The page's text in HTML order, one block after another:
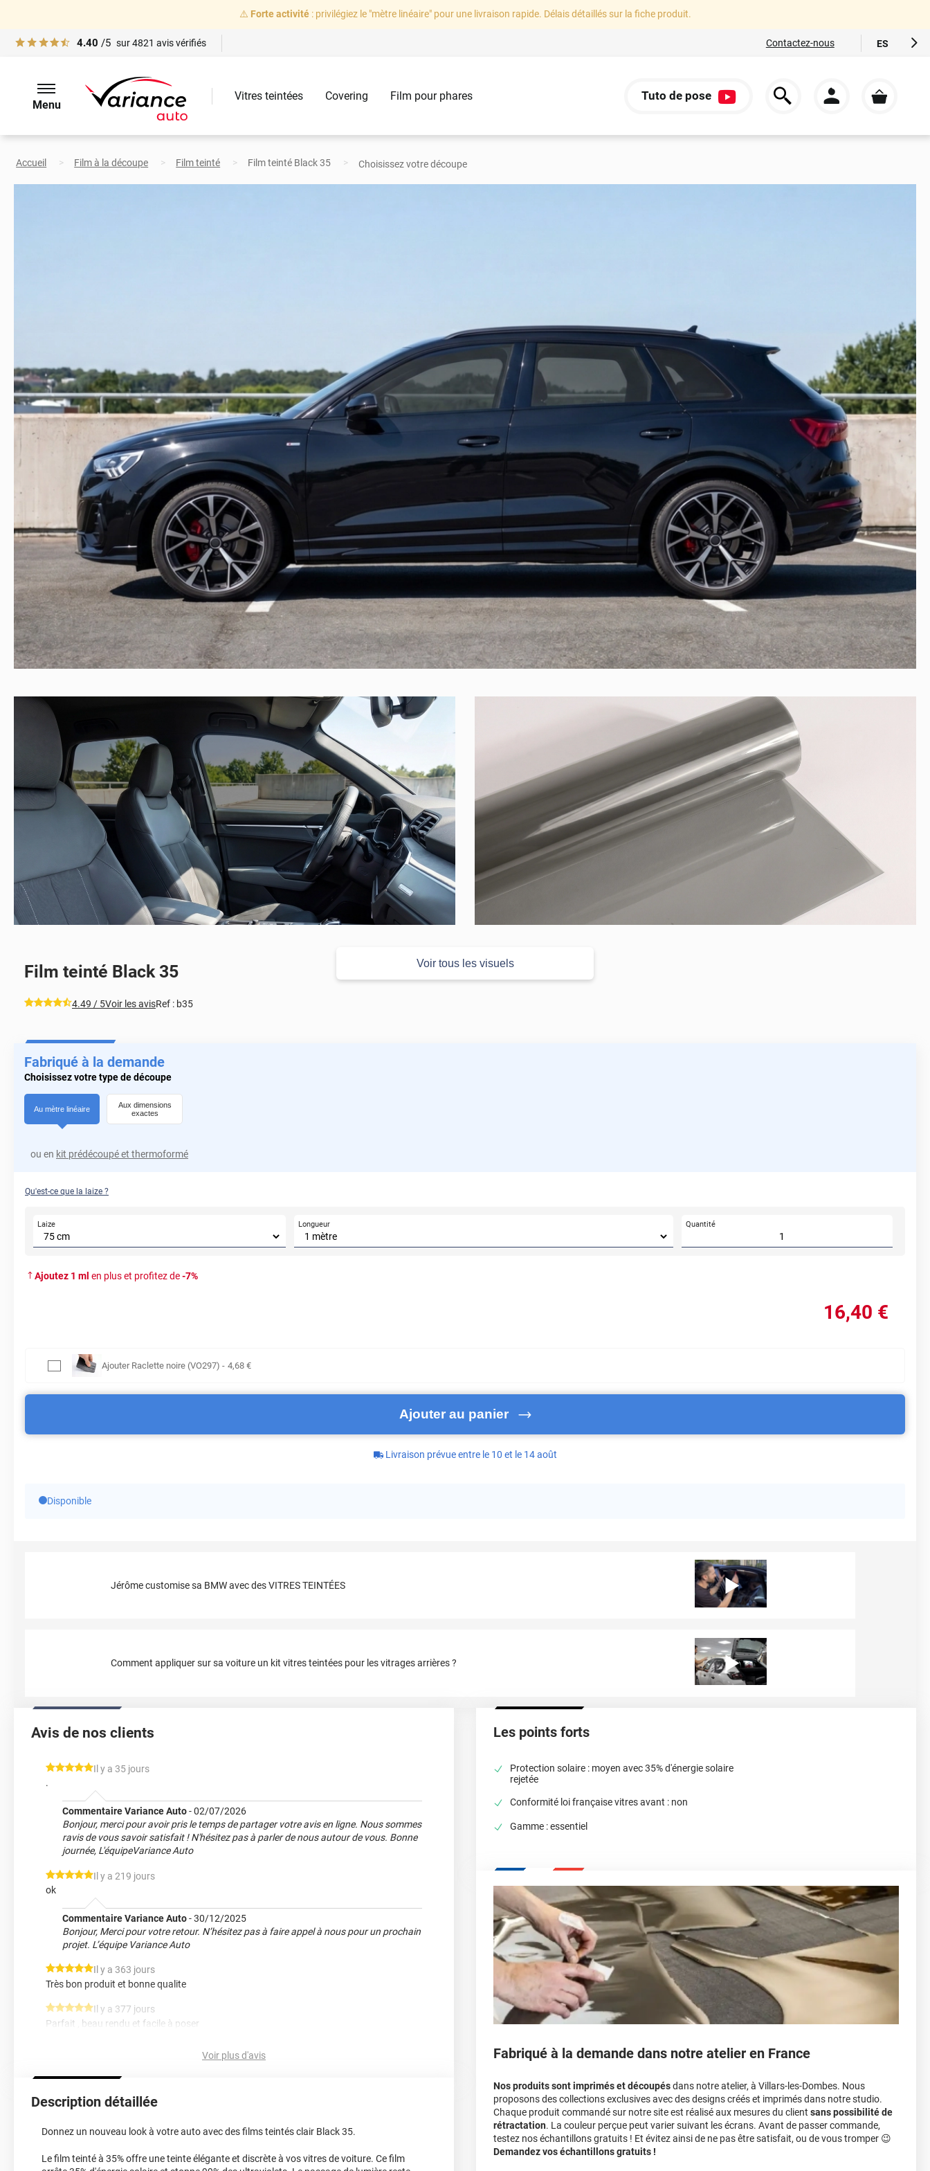
⚠️ Forte activité: privilégiez le "mètre linéaire" pour une livraison rapide. Délais détaillés sur la fiche produit.
4.40 /5 sur4821 avis vérifiés Contactez-nous ES
Menu
Vitres teintées Covering Film pour phares Tuto de pose
Accueil Film à la découpe Film teinté Film teinté Black 35 Choisissez votre découpe
Voir tous les visuels
Film teinté Black 35
*****
4.49 / 5Voir les avisRef : b35
Fabriqué à la demande
Choisissez votre type de découpe
Au mètre linéaire
Aux dimensions
exactes
ou en kit prédécoupé et thermoformé
Qu'est-ce que la laize ?
Laize Longueur Quantité
Ajoutez 1 ml en plus et profitez de-7%
16,40 €
Ajouter Raclette noire (VO297) - 4,68 €
Ajouter au panier
Livraison prévue entre le 10 et le 14 août
Disponible
Jérôme customise sa BMW avec des VITRES TEINTÉES
Comment appliquer sur sa voiture un kit vitres teintées pour les vitrages arrières ?
Avis de nos clients
*****
Il y a 35 jours
.
Commentaire Variance Auto-02/07/2026
Bonjour, merci pour avoir pris le temps de partager votre avis en ligne. Nous sommes
ravis de vous savoir satisfait ! N'hésitez pas à parler de nous autour de vous. Bonne
journée, L'équipeVariance Auto
*****
Il y a 219 jours
ok
Commentaire Variance Auto-30/12/2025
Bonjour, Merci pour votre retour. N’hésitez pas à faire appel à nous pour un prochain
projet. L’équipe Variance Auto
*****
Il y a 363 jours
Très bon produit et bonne qualite
*****
Il y a 377 jours
Parfait , beau rendu et facile à poser
Produit correspondent à mes attentes. Je recommande.
*****
Il y a 613 jours
*****
Il y a 629 jours
Voir plus d'avis
Description détaillée
Donnez un nouveau look à votre auto avec des films teintés clair Black 35.
Le film teinté à 35% offre une teinte élégante et discrète à vos vitres de voiture. Ce film
Les points forts
Protection solaire : moyen avec 35% d'énergie solaire
rejetée
Conformité loi française vitres avant : non
Gamme : essentiel
Fabriqué à la demande dans notre atelier en France
Nos produits sont imprimés et découpésdans notre atelier, à Villars-les-Dombes. Nous
proposons des collections exclusives avec des designs créés et imprimés dans notre studio.
Chaque produit commandé sur notre site est réalisé aux mesures du client sans possibilité de
rétractation. La couleur perçue peut varier suivant les écrans. Avant de passer commande,
testez nos échantillons gratuits ! Et évitez ainsi de ne pas être satisfait, ou de vous tromper 😉
Demandez vos échantillons gratuits !